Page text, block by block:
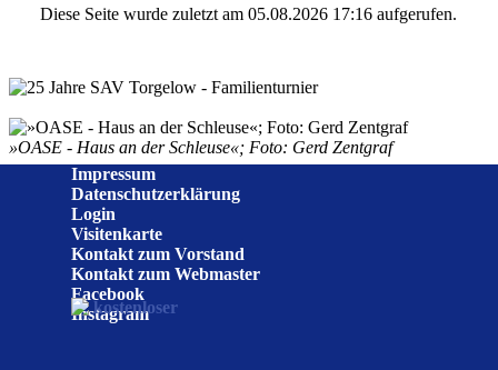
Diese Seite wurde zuletzt am 05.08.2026 17:16 aufgerufen.
»OASE - Haus an der Schleuse«; Foto: Gerd Zentgraf
Impressum
Datenschutzerklärung
Login
Visitenkarte
Kontakt zum Vorstand
Kontakt zum Webmaster
Facebook
Instagram